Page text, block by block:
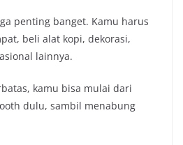
penting banget. Kamu harus
beli alat kopi, dekorasi,
lainnya.
kamu bisa mulai dari
dulu, sambil menabung